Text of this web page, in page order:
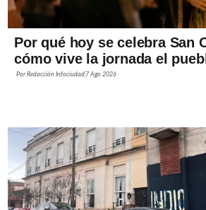
Por qué hoy se celebra San
cómo vive la jornada el
PorRedacción Infociudad 7 Ago 2026